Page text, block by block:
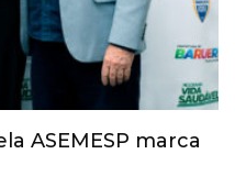
agenda